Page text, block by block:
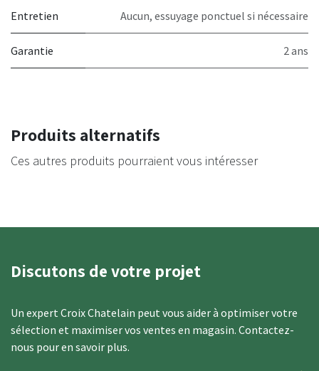
Entretien Aucun, essuyage ponctuel si nécessaire
Garantie 2 ans
Produits alternatifs
Ces autres produits pourraient vous intéresser
Discutons de votre projet
​Un expert​​ Croix Chatelain peut vous aider à optimiser votre
sélection et maximiser vos ventes en magasin. Contactez-
nous ​pour en savoir plus.